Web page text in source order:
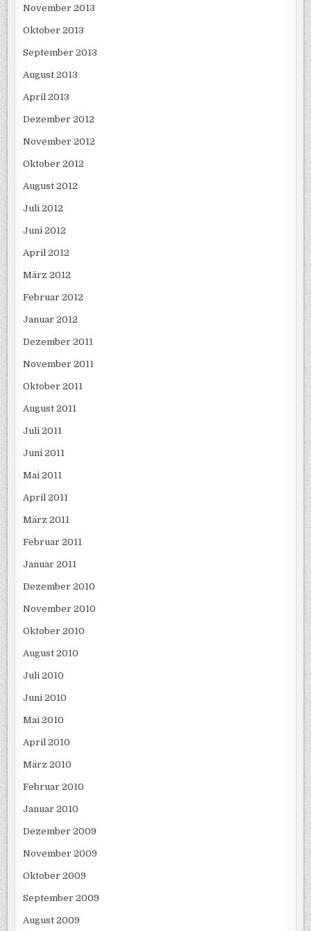
November 2013
Oktober 2013
September 2013
August 2013
April 2013
Dezember 2012
November 2012
Oktober 2012
August 2012
Juli 2012
Juni 2012
April 2012
März 2012
Februar 2012
Januar 2012
Dezember 2011
November 2011
Oktober 2011
August 2011
Juli 2011
Juni 2011
Mai 2011
April 2011
März 2011
Februar 2011
Januar 2011
Dezember 2010
November 2010
Oktober 2010
August 2010
Juli 2010
Juni 2010
Mai 2010
April 2010
März 2010
Februar 2010
Januar 2010
Dezember 2009
November 2009
Oktober 2009
September 2009
August 2009